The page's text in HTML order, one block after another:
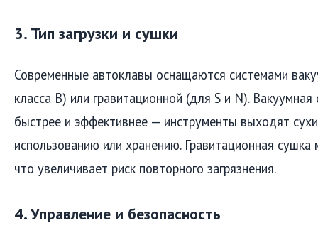
3. Тип загрузки и сушки
Современные автоклавы оснащаются системами
класса B) или гравитационной (для S и N). Вакуумная
быстрее и эффективнее — инструменты выходят
использованию или хранению. Гравитационная сушка
что увеличивает риск повторного загрязнения.
4. Управление и безопасность